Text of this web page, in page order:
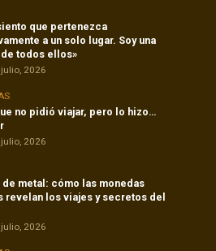
que pertenezca
a un solo lugar. Soy una
todos ellos»
2026
no pidió viajar, pero lo hizo…
2026
de metal: cómo las monedas
revelan los viajes y secretos del
2026